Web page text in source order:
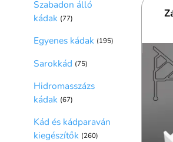
Szabadon álló
kádak (77)
Egyenes kádak (195)
Sarokkád (75)
Hidromasszázs
kádak (67)
Kád és kádparaván
kiegészítők (260)